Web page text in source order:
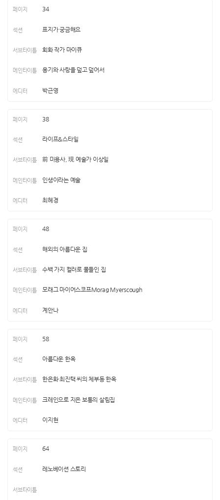
34
표지가 궁금해요
회화 작가 마이큐
용기와 사랑을 덮고 덮어서
박근영
38
라이프&스타일
前 미용사, 現 예술가 이상일
인생이라는 예술
최혜경
48
해외의 아름다운 집
수백 가지 컬러로 물들인 집
모래그 마이어스코프Morag Myerscough
계안나
58
아름다운 한옥
한은화·최진택 씨의 체부동 한옥
크레인으로 지은 보통의 살림집
이지현
64
레노베이션 스토리